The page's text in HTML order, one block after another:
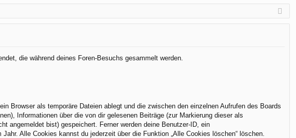
Q
m
el
ist
rie
die während deines Foren-Besuchs gesammelt werden.
Browser als temporäre Dateien ablegt und die zwischen den einzelnen Aufrufen des Boards
Informationen über die von dir gelesenen Beiträge (zur Markierung dieser als
angemeldet bist) gespeichert. Ferner werden deine Benutzer-ID, ein
Alle Cookies kannst du jederzeit über die Funktion „Alle Cookies löschen“ löschen.